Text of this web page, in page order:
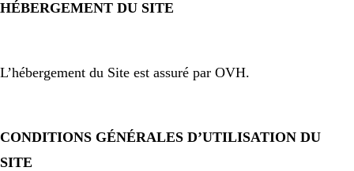
HÉBERGEMENT DU SITE
L’hébergement du Site est assuré par OVH.
CONDITIONS GÉNÉRALES D’UTILISATION DU
SITE